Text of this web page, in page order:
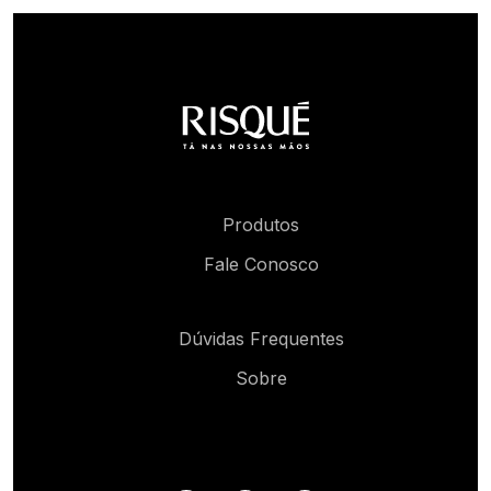
Produtos
Fale Conosco
Dúvidas Frequentes
Sobre